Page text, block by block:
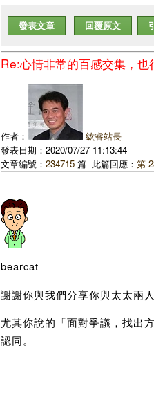
發表文章 回覆原文
Re:心情非常的百感交集，也
作者：
紘睿站長
發表日期：2020/07/27 11:13:44
文章編號： 234715 篇 此篇回應： 第
bearcat
謝謝你與我們分享你與太太兩
尤其你說的「面對爭議，找出
認同。